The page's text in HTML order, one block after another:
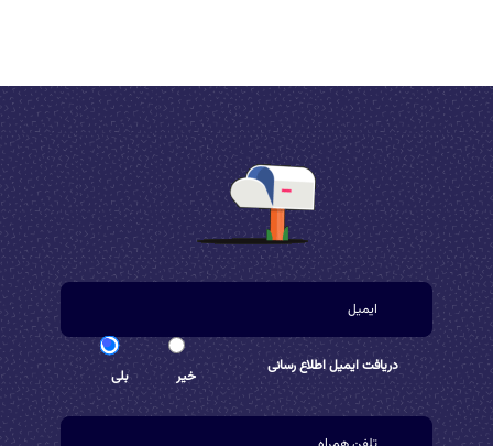
دریافت ایمیل اطلاع رسانی
خیر بلی